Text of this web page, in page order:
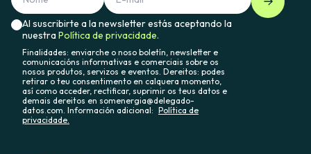
Al suscribirte a la newsletter estás aceptando la
nuestraPolítica de privacidade.
Finalidades: enviarche o noso boletín, newsletter e
comunicacións informativas e comerciais sobre os
nosos produtos, servizos e eventos. Dereitos: podes
retirar o teu consentimento en calquera momento,
así como acceder, rectificar, suprimir os teus datos e
demais dereitos en somenergia@delegado-
datos.com. Información adicional: Política de
privacidade.